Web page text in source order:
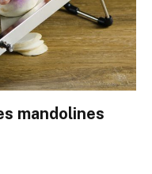
mandolines